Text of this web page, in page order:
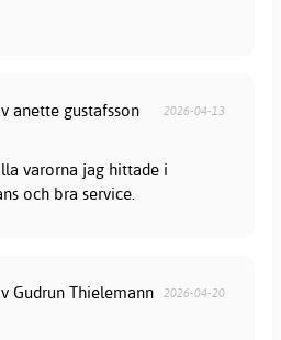
anette gustafsson 2026-04-13
varorna jag hittade i
och bra service.
Gudrun Thielemann 2026-04-20